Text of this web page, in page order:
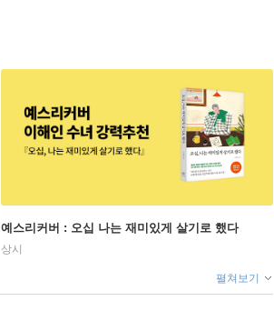
예스리커버 : 오십 나는 재미있게 살기로 했다
상시
펼쳐보기